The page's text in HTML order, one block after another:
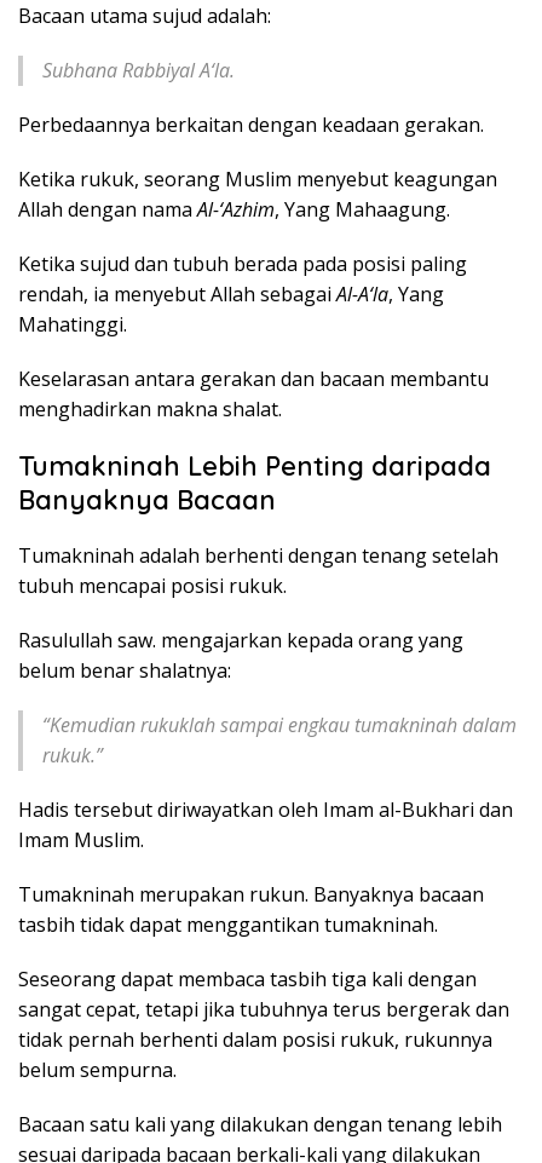
Bacaan utama sujud adalah:
Subhana Rabbiyal A‘la.
Perbedaannya berkaitan dengan keadaan gerakan.
Ketika rukuk, seorang Muslim menyebut keagungan
Allah dengan namaAl-‘Azhim, Yang Mahaagung.
Ketika sujud dan tubuh berada pada posisi paling
rendah, ia menyebut Allah sebagaiAl-A‘la, Yang
Mahatinggi.
Keselarasan antara gerakan dan bacaan membantu
menghadirkan makna shalat.
Tumakninah Lebih Penting daripada
Banyaknya Bacaan
Tumakninah adalah berhenti dengan tenang setelah
tubuh mencapai posisi rukuk.
Rasulullah saw. mengajarkan kepada orang yang
belum benar shalatnya:
“Kemudian rukuklah sampai engkau tumakninah dalam
rukuk.”
Hadis tersebut diriwayatkan oleh Imam al-Bukhari dan
Imam Muslim.
Tumakninah merupakan rukun. Banyaknya bacaan
tasbih tidak dapat menggantikan tumakninah.
Seseorang dapat membaca tasbih tiga kali dengan
sangat cepat, tetapi jika tubuhnya terus bergerak dan
tidak pernah berhenti dalam posisi rukuk, rukunnya
belum sempurna.
Bacaan satu kali yang dilakukan dengan tenang lebih
sesuai daripada bacaan berkali-kali yang dilakukan